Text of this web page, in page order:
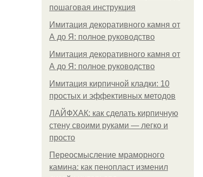
пошаговая инструкция
Имитация декоративного камня от
А до Я: полное руководство
Имитация декоративного камня от
А до Я: полное руководство
Имитация кирпичной кладки: 10
простых и эффективных методов
ЛАЙФХАК: как сделать кирпичную
стену своими руками — легко и
просто
Переосмысление мраморного
камина: как пенопласт изменил